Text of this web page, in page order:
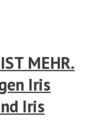
MEHR.
Iris
Iris